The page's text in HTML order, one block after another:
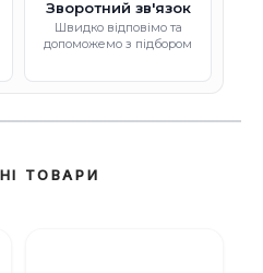
Зворотний зв'язок
Швидко відповімо та
допоможемо з підбором
ТОВАРИ